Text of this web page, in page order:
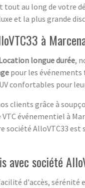
au long de votre
et la plus grande
à
longue durée,
pour les événements
confortables pour
clients grâce à
événementiel à
AlloVTC33 est
avec société
d'accès,